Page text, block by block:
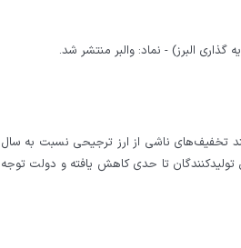
البرز) - نماد: والبر منتشر شد.
تخفیف‌های ناشی از ارز ترجیحی نسبت به سال
تولیدکنندگان تا حدی کاهش یافته و دولت توجه